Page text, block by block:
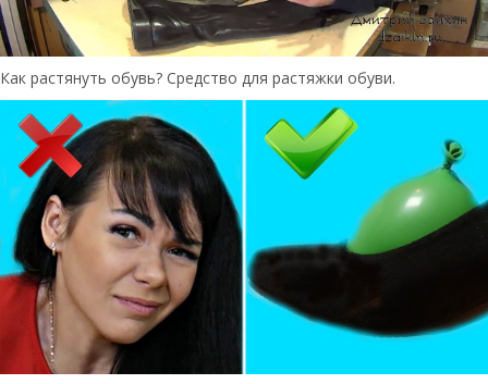
Как растянуть обувь? Средство для растяжки обуви.